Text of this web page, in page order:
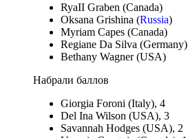
RyaII Graben (Canada)
Oksana Grishina (Russia)
Myriam Capes (Canada)
Regiane Da Silva (Germany)
Bethany Wagner (USA)
Набрали баллов
Giorgia Foroni (Italy), 4
Del Ina Wilson (USA), 3
Savannah Hodges (USA), 2